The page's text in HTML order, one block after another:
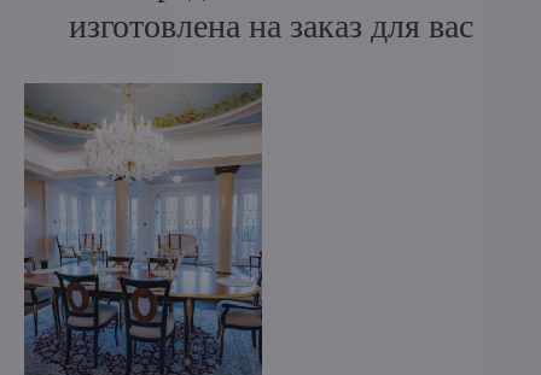
изготовлена на заказ для вас